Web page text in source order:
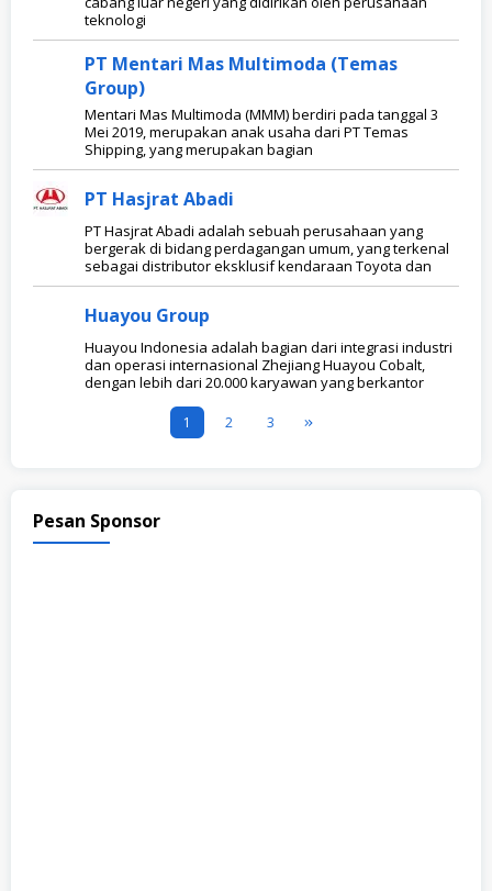
teknologi
PT Mentari Mas Multimoda (Temas
Group)
Mentari Mas Multimoda (MMM) berdiri pada tanggal 3
Mei 2019, merupakan anak usaha dari PT Temas
Shipping, yang merupakan bagian
PT Hasjrat Abadi
PT Hasjrat Abadi adalah sebuah perusahaan yang
bergerak di bidang perdagangan umum, yang terkenal
sebagai distributor eksklusif kendaraan Toyota dan
Huayou Group
Huayou Indonesia adalah bagian dari integrasi industri
dan operasi internasional Zhejiang Huayou Cobalt,
dengan lebih dari 20.000 karyawan yang berkantor
1 2 3
Pesan Sponsor